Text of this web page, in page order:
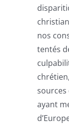
nos
tentés
sources
ayant